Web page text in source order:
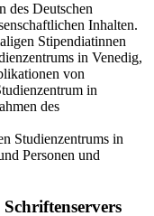
des Deutschen
Inhalten.
Stipendiatinnen
in Venedig,
von
in
des
Studienzentrums in
Personen und
Schriftenservers